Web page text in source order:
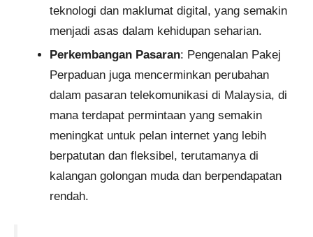
teknologi dan maklumat digital, yang semakin
menjadi asas dalam kehidupan seharian.
Perkembangan Pasaran: Pengenalan Pakej
Perpaduan juga mencerminkan perubahan
dalam pasaran telekomunikasi di Malaysia, di
mana terdapat permintaan yang semakin
meningkat untuk pelan internet yang lebih
berpatutan dan fleksibel, terutamanya di
kalangan golongan muda dan berpendapatan
rendah.